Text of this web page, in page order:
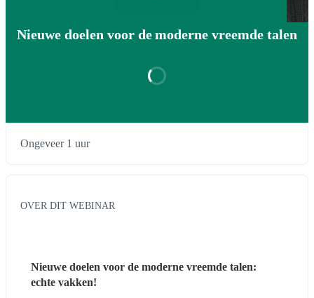
Nieuwe doelen voor de moderne vreemde talen
Ongeveer 1 uur
OVER DIT WEBINAR
Nieuwe doelen voor de moderne vreemde talen:
echte vakken!